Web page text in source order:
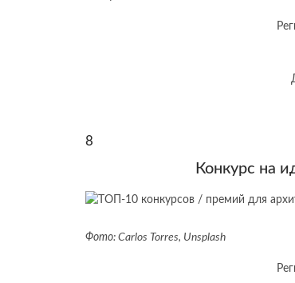
8
Конкурс на
Фото: Carlos Torres, Unsplash